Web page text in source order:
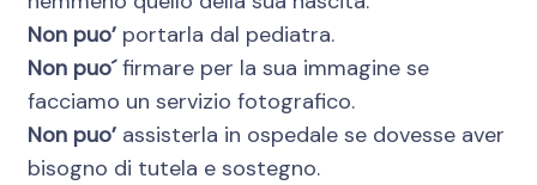
Non puo’ portarla dal pediatra.
Non puo´firmare per la sua immagine se
facciamo un servizio fotografico.
Non puo’ assisterla in ospedale se dovesse aver
bisogno di tutela e sostegno.